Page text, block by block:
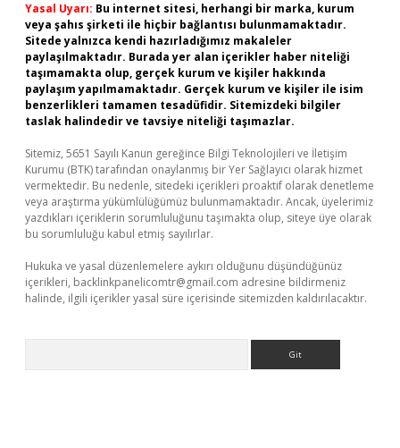
Yasal Uyarı: Bu internet sitesi, herhangi bir marka, kurum
veya şahıs şirketi ile hiçbir bağlantısı bulunmamaktadır.
Sitede yalnızca kendi hazırladığımız makaleler
paylaşılmaktadır. Burada yer alan içerikler haber niteliği
taşımamakta olup, gerçek kurum ve kişiler hakkında
paylaşım yapılmamaktadır. Gerçek kurum ve kişiler ile isim
benzerlikleri tamamen tesadüfidir. Sitemizdeki bilgiler
taslak halindedir ve tavsiye niteliği taşımazlar.
Sitemiz, 5651 Sayılı Kanun gereğince Bilgi Teknolojileri ve İletişim
Kurumu (BTK) tarafından onaylanmış bir Yer Sağlayıcı olarak hizmet
vermektedir. Bu nedenle, sitedeki içerikleri proaktif olarak denetleme
veya araştırma yükümlülüğümüz bulunmamaktadır. Ancak, üyelerimiz
yazdıkları içeriklerin sorumluluğunu taşımakta olup, siteye üye olarak
bu sorumluluğu kabul etmiş sayılırlar.
Hukuka ve yasal düzenlemelere aykırı olduğunu düşündüğünüz
içerikleri, backlinkpanelicomtr@gmail.com adresine bildirmeniz
halinde, ilgili içerikler yasal süre içerisinde sitemizden kaldırılacaktır.